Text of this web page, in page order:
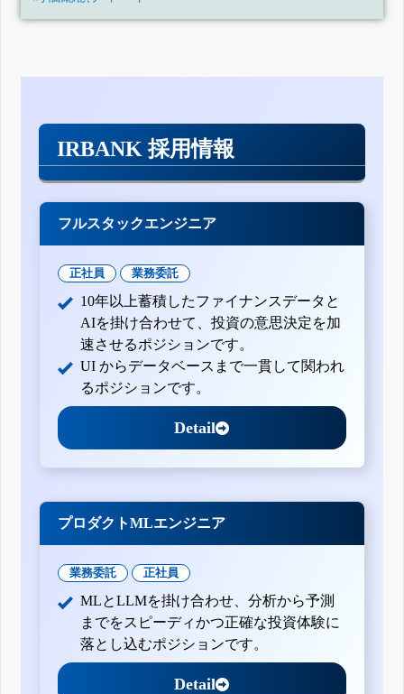
IRBANK 採用情報
フルスタックエンジニア
正社員 業務委託
10年以上蓄積したファイナンスデータと
AIを掛け合わせて、投資の意思決定を加
速させるポジションです。
UI からデータベースまで一貫して関われ
るポジションです。
Detail
プロダクトMLエンジニア
業務委託 正社員
MLとLLMを掛け合わせ、分析から予測
までをスピーディかつ正確な投資体験に
落とし込むポジションです。
Detail